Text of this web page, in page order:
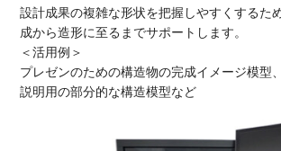
設計成果の複雑な形状を把握しやすくするた
成から造形に至るまでサポートします。
＜活用例＞
プレゼンのための構造物の完成イメージ模型
説明用の部分的な構造模型など